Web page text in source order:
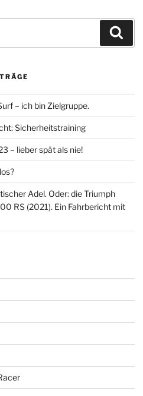
– ich bin Zielgruppe.
Sicherheitstraining
– lieber spät als nie!
Adel. Oder: die Triumph
RS (2021). Ein Fahrbericht mit